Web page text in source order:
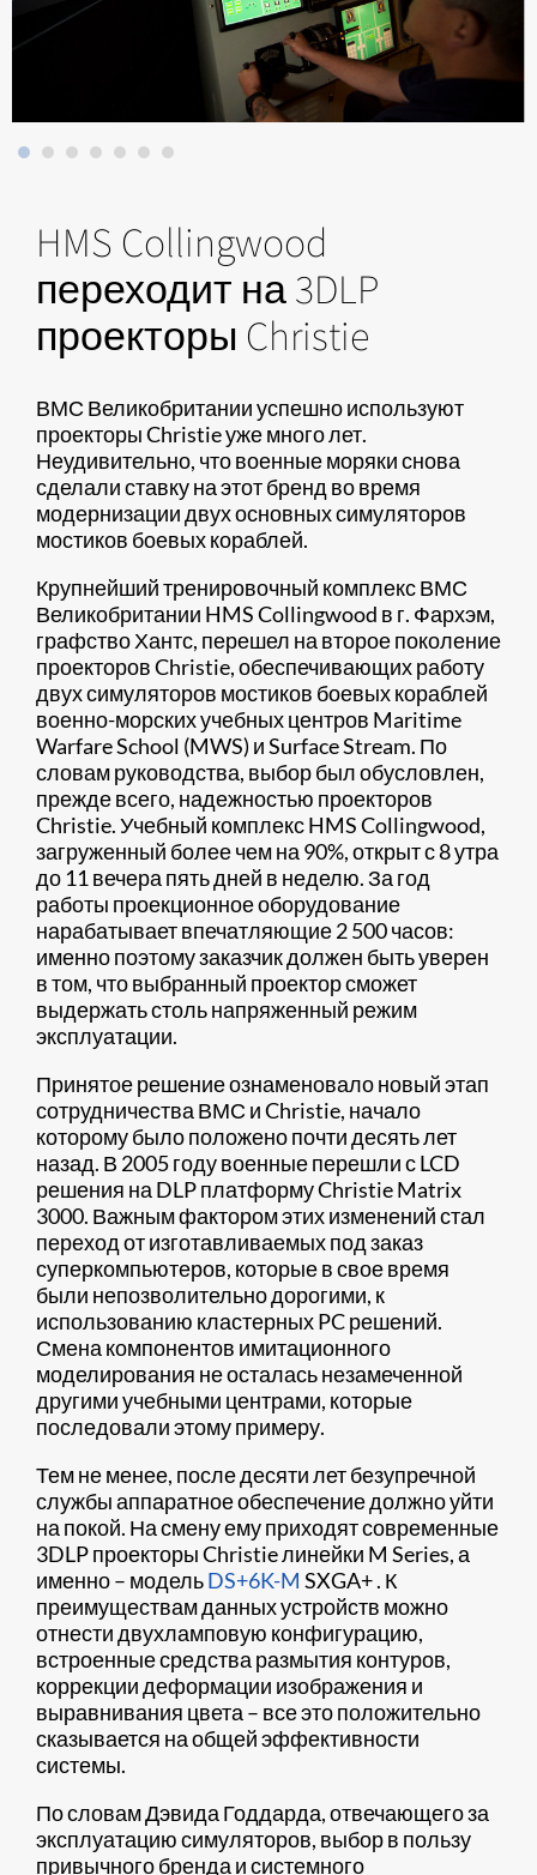
HMS Collingwood
переходит на 3DLP
проекторы Christie
ВМС Великобритании успешно используют
проекторы Christie уже много лет.
Неудивительно, что военные моряки снова
сделали ставку на этот бренд во время
модернизации двух основных симуляторов
мостиков боевых кораблей.
Крупнейший тренировочный комплекс ВМС
Великобритании HMS Collingwood в г. Фархэм,
графство Хантс, перешел на второе поколение
проекторов Christie, обеспечивающих работу
двух симуляторов мостиков боевых кораблей
военно-морских учебных центров Maritime
Warfare School (MWS) и Surface Stream. По
словам руководства, выбор был обусловлен,
прежде всего, надежностью проекторов
Christie. Учебный комплекс HMS Collingwood,
загруженный более чем на 90%, открыт с 8 утра
до 11 вечера пять дней в неделю. За год
работы проекционное оборудование
нарабатывает впечатляющие 2 500 часов:
именно поэтому заказчик должен быть уверен
в том, что выбранный проектор сможет
выдержать столь напряженный режим
эксплуатации.
Принятое решение ознаменовало новый этап
сотрудничества ВМС и Christie, начало
которому было положено почти десять лет
назад. В 2005 году военные перешли с LCD
решения на DLP платформу Christie Matrix
3000. Важным фактором этих изменений стал
переход от изготавливаемых под заказ
суперкомпьютеров, которые в свое время
были непозволительно дорогими, к
использованию кластерных PC решений.
Смена компонентов имитационного
моделирования не осталась незамеченной
другими учебными центрами, которые
последовали этому примеру.
Тем не менее, после десяти лет безупречной
службы аппаратное обеспечение должно уйти
на покой. На смену ему приходят современные
3DLP проекторы Christie линейки M Series, а
именно – модельDS+6K-M SXGA+ . К
преимуществам данных устройств можно
отнести двухламповую конфигурацию,
встроенные средства размытия контуров,
коррекции деформации изображения и
выравнивания цвета – все это положительно
сказывается на общей эффективности
системы.
По словам Дэвида Годдарда, отвечающего за
эксплуатацию симуляторов, выбор в пользу
привычного бренда и системного